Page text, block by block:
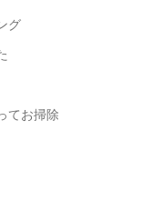
グ
てお掃除